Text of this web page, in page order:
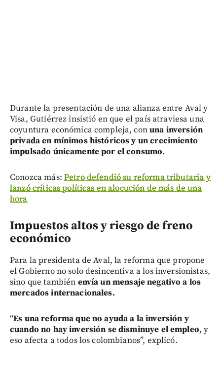
Durante la presentación de una alianza entre Aval y
Visa, Gutiérrez insistió en que el país atraviesa una
coyuntura económica compleja, conuna inversión
privada en mínimos históricos y un crecimiento
impulsado únicamente por el consumo.
Conozca más: Petro defendió su reforma tributaria y
lanzó críticas políticas en alocución de más de una
hora
Impuestos altos y riesgo de freno
económico
Para la presidenta de Aval, la reforma que propone
el Gobierno no solo desincentiva a los inversionistas,
sino que también envía un mensaje negativo a los
mercados internacionales.
“Es una reforma que no ayuda a la inversión y
cuando no hay inversión se disminuye el empleo, y
eso afecta a todos los colombianos”, explicó.